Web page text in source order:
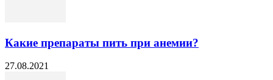
Какие препараты пить при анемии?
27.08.2021